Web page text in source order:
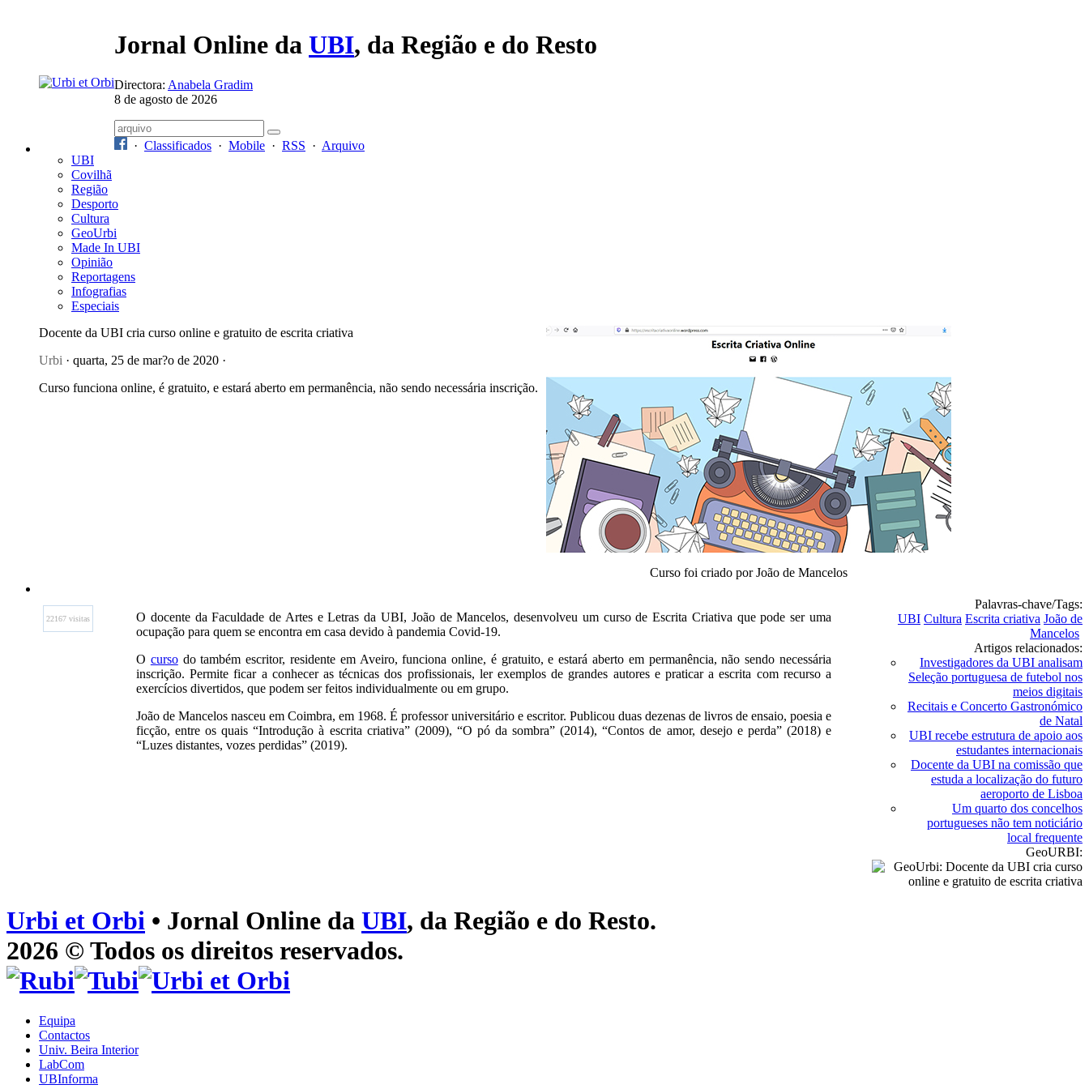
Jornal Online da UBI, da Região e do Resto
Directora: Anabela Gradim
8 de agosto de 2026
· Classificados · Mobile · RSS · Arquivo
UBI
Covilhã
Região
Desporto
Cultura
GeoUrbi
Made In UBI
Opinião
Reportagens
Infografias
Especiais
Docente da UBI cria curso online e gratuito de escrita criativa
Urbi · quarta, 25 de mar?o de 2020 ·
Curso funciona online, é gratuito, e estará aberto em permanência, não sendo necessária inscrição.
Curso foi criado por João de Mancelos
22167 visitas
O docente da Faculdade de Artes e Letras da UBI, João de Mancelos, desenvolveu um curso de Escrita Criativa que pode ser uma
ocupação para quem se encontra em casa devido à pandemia Covid-19.
O cursodo também escritor, residente em Aveiro, funciona online, é gratuito, e estará aberto em permanência, não sendo necessária
inscrição. Permite ficar a conhecer as técnicas dos profissionais, ler exemplos de grandes autores e praticar a escrita com recurso a
exercícios divertidos, que podem ser feitos individualmente ou em grupo.
João de Mancelos nasceu em Coimbra, em 1968. É professor universitário e escritor. Publicou duas dezenas de livros de ensaio, poesia e
ficção, entre os quais “Introdução à escrita criativa” (2009), “O pó da sombra” (2014), “Contos de amor, desejo e perda” (2018) e
“Luzes distantes, vozes perdidas” (2019).
Palavras-chave/Tags:
UBI Cultura Escrita criativa João de
Mancelos
Artigos relacionados:
Investigadores da UBI analisam
Seleção portuguesa de futebol nos
meios digitais
Recitais e Concerto Gastronómico
de Natal
UBI recebe estrutura de apoio aos
estudantes internacionais
Docente da UBI na comissão que
estuda a localização do futuro
aeroporto de Lisboa
Um quarto dos concelhos
portugueses não tem noticiário
local frequente
GeoURBI:
Urbi et Orbi • Jornal Online da UBI, da Região e do Resto.
2026 © Todos os direitos reservados.
Equipa
Contactos
Univ. Beira Interior
LabCom
UBInforma